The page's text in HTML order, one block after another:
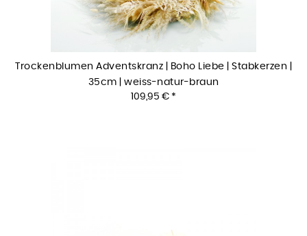
Trockenblumen Adventskranz | Boho Liebe | Stabkerzen |
35cm | weiss-natur-braun
109,95 € *